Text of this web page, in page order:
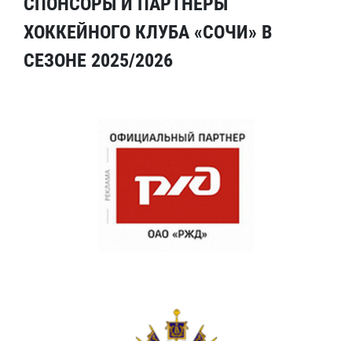
ХОККЕЙНОГО КЛУБА «СОЧИ» В
СЕЗОНЕ 2025/2026